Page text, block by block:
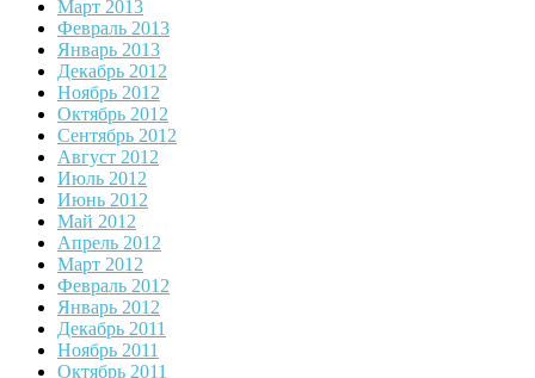
Март 2013
Февраль 2013
Январь 2013
Декабрь 2012
Ноябрь 2012
Октябрь 2012
Сентябрь 2012
Август 2012
Июль 2012
Июнь 2012
Май 2012
Апрель 2012
Март 2012
Февраль 2012
Январь 2012
Декабрь 2011
Ноябрь 2011
Октябрь 2011